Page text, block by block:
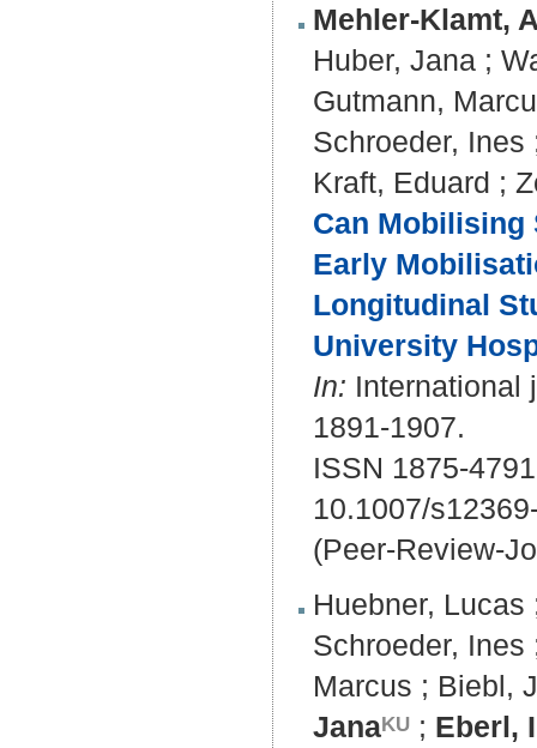
Mehler-Klamt,
Huber, Jana ;
Gutmann,
Schroeder, Ines
Kraft, Eduard ;
Can Mobilising
Early
Longitudinal
University
In: International
1891-1907.
ISSN 1875-4791
10.1007/
(Peer-Review-
Huebner, Lucas
Schroeder, Ines
Marcus ; Biebl,
Jana
; Eberl,